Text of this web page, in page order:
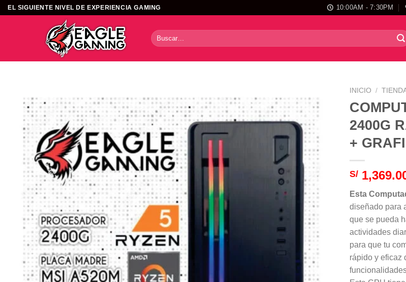
Saltar
EL SIGUIENTE NIVEL DE EXPERIENCIA GAMING 10:00AM - 7:30PM
Buscar
por:
INICIO /
2400G
+
S/
Esta
diseñado para
que se pueda
actividades
para que tu
rápido y eficaz